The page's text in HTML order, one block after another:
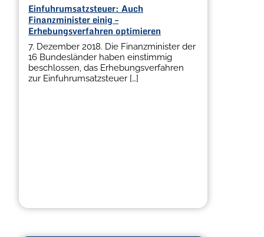
Einfuhrumsatzsteuer: Auch
Finanzminister einig –
Erhebungsverfahren optimieren
7. Dezember 2018. Die Finanzminister der
16 Bundesländer haben einstimmig
beschlossen, das Erhebungsverfahren
zur Einfuhrumsatzsteuer […]